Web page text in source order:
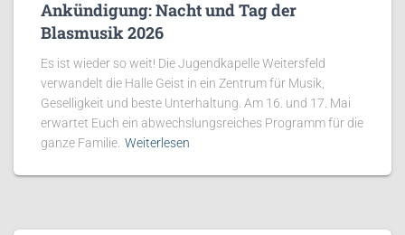
Ankündigung: Nacht und Tag der
Blasmusik 2026
Es ist wieder so weit! Die Jugendkapelle Weitersfeld
verwandelt die Halle Geist in ein Zentrum für Musik,
Geselligkeit und beste Unterhaltung. Am 16. und 17. Mai
erwartet Euch ein abwechslungsreiches Programm für die
ganze Familie. Weiterlesen